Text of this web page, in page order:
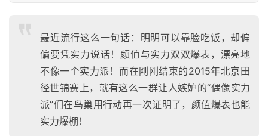
最近流行这么一句话：明明可以靠脸吃饭，却偏
偏要凭实力说话！颜值与实力双双爆表，漂亮地
不像一个实力派！而在刚刚结束的2015年北京田
径世锦赛上，就有这么一群让人嫉妒的“偶像实力
派”们在鸟巢用行动再一次证明了，颜值爆表也能
实力爆棚！